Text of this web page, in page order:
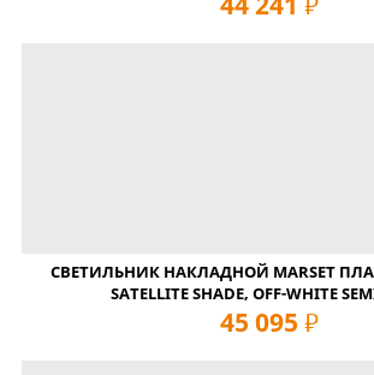
руб
СВЕТИЛЬНИК НАКЛАДНОЙ MARSET
SATELLITE SHADE, OFF-WHITE
45 095 руб